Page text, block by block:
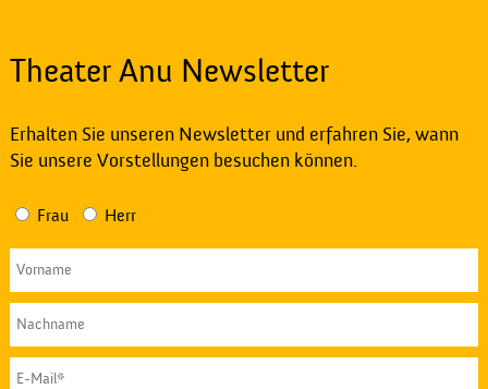
Theater Anu Newsletter
Erhalten Sie unseren Newsletter und erfahren Sie, wann
Sie unsere Vorstellungen besuchen können.
Frau Herr